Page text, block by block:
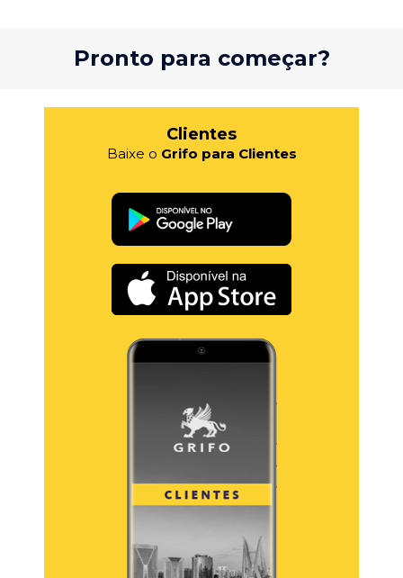
Pronto para começar?
Clientes
Baixe o Grifo para Clientes